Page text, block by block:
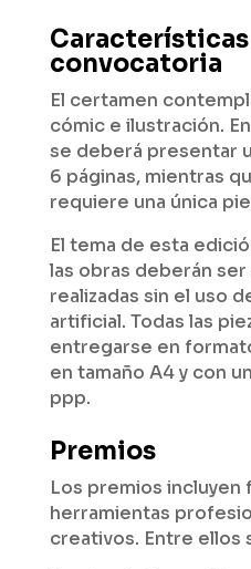
Características
convocatoria
El certamen
cómic e ilustración.
se deberá presentar
6 páginas, mientras
requiere una única
El tema de esta
las obras deberán
realizadas sin el uso
artificial. Todas las
entregarse en
en tamaño A4 y con
ppp.
Premios
Los premios
herramientas
creativos. Entre ellos